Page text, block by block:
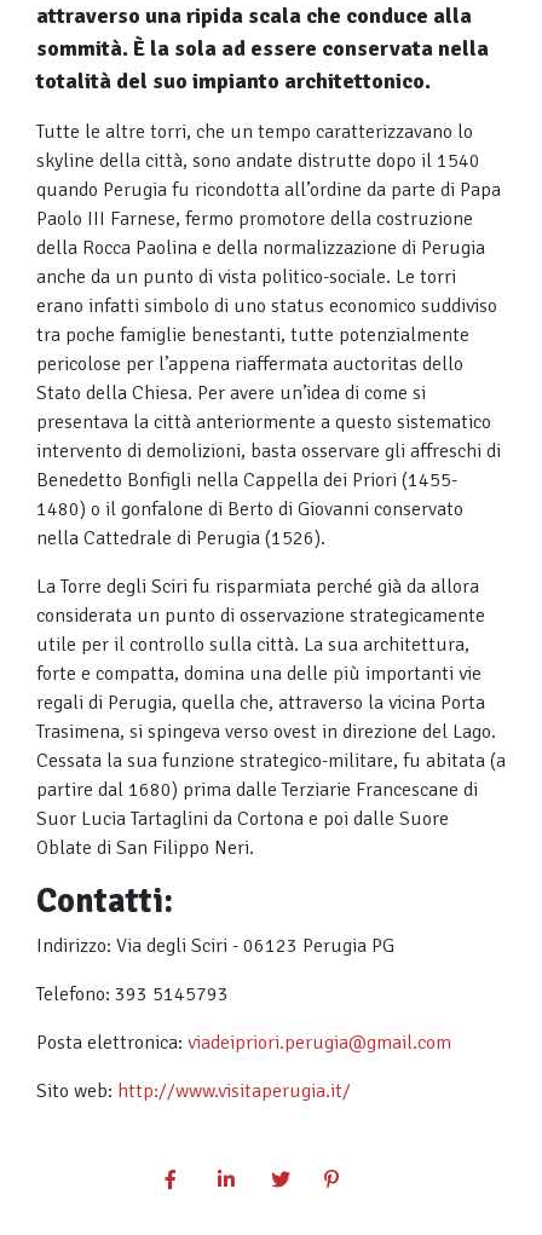
attraverso una ripida scala che conduce alla
sommità. È la sola ad essere conservata nella
totalità del suo impianto architettonico.
Tutte le altre torri, che un tempo caratterizzavano lo
skyline della città, sono andate distrutte dopo il 1540
quando Perugia fu ricondotta all’ordine da parte di Papa
Paolo III Farnese, fermo promotore della costruzione
della Rocca Paolina e della normalizzazione di Perugia
anche da un punto di vista politico-sociale. Le torri
erano infatti simbolo di uno status economico suddiviso
tra poche famiglie benestanti, tutte potenzialmente
pericolose per l’appena riaffermata auctoritas dello
Stato della Chiesa. Per avere un’idea di come si
presentava la città anteriormente a questo sistematico
intervento di demolizioni, basta osservare gli affreschi di
Benedetto Bonfigli nella Cappella dei Priori (1455-
1480) o il gonfalone di Berto di Giovanni conservato
nella Cattedrale di Perugia (1526).
La Torre degli Sciri fu risparmiata perché già da allora
considerata un punto di osservazione strategicamente
utile per il controllo sulla città. La sua architettura,
forte e compatta, domina una delle più importanti vie
regali di Perugia, quella che, attraverso la vicina Porta
Trasimena, si spingeva verso ovest in direzione del Lago.
Cessata la sua funzione strategico-militare, fu abitata (a
partire dal 1680) prima dalle Terziarie Francescane di
Suor Lucia Tartaglini da Cortona e poi dalle Suore
Oblate di San Filippo Neri.
Contatti:
Indirizzo: Via degli Sciri - 06123 Perugia PG
Telefono: 393 5145793
Posta elettronica: viadeipriori.perugia@gmail.com
Sito web: http://www.visitaperugia.it/